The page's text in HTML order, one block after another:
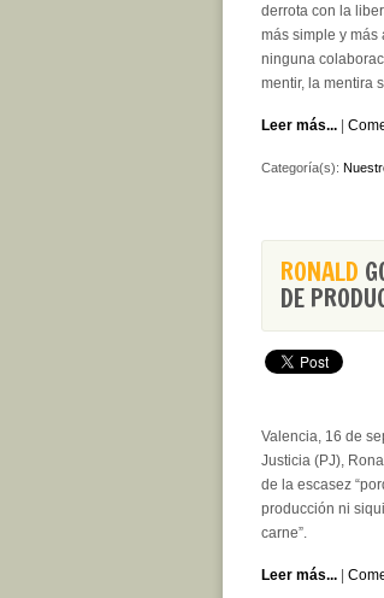
derrota con la
más simple y más
ninguna
mentir, la mentira
Leer más...
Categoría(s):
RONALD
DE
Valencia, 16 de
Justicia (PJ),
de la escasez
producción ni
carne”.
Leer más...